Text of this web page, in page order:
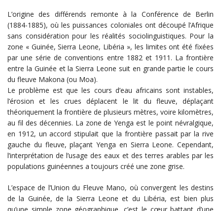
L’origine des différends remonte à la Conférence de Berlin
(1884-1885), où les puissances coloniales ont découpé l’Afrique
sans considération pour les réalités sociolinguistiques. Pour la
zone « Guinée, Sierra Leone, Libéria », les limites ont été fixées
par une série de conventions entre 1882 et 1911. La frontière
entre la Guinée et la Sierra Leone suit en grande partie le cours
du fleuve Makona (ou Moa).
Le problème est que les cours d’eau africains sont instables,
l’érosion et les crues déplacent le lit du fleuve, déplaçant
théoriquement la frontière de plusieurs mètres, voire kilomètres,
au fil des décennies. La zone de Yenga est le point névralgique,
en 1912, un accord stipulait que la frontière passait par la rive
gauche du fleuve, plaçant Yenga en Sierra Leone. Cependant,
l’interprétation de l’usage des eaux et des terres arables par les
populations guinéennes a toujours créé une zone grise.
L’espace de l’Union du Fleuve Mano, où convergent les destins
de la Guinée, de la Sierra Leone et du Libéria, est bien plus